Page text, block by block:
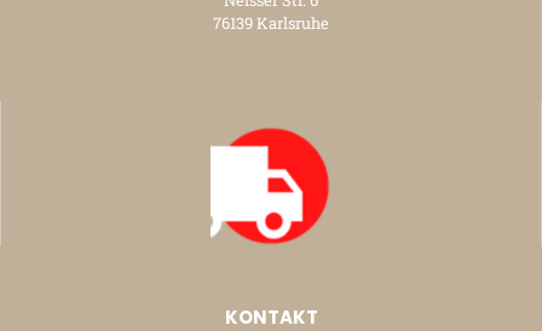
76139 Karlsruhe
KONTAKT